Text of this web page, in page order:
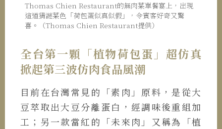
Thomas Chien Restaurant的無肉菜單餐宴上，出現
這道猜謎菜色「荷包蛋似真似假」，令賓客好奇又驚
喜。（Thomas Chien Restaurant提供）
全台第一顆「植物荷包蛋」超仿真
掀起第三波仿肉食品風潮
目前在台灣常見的「素肉」原料，是從大
豆萃取出大豆分離蛋白，經調味後重組加
工；另一款當紅的「未來肉」又稱為「植